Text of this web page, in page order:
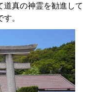
道真の神霊を勧進して
。